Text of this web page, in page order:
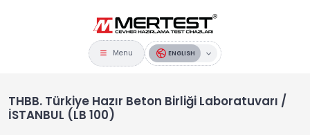
Menu ENGLISH
THBB. Türkiye Hazır Beton Birliği Laboratuvarı /
İSTANBUL (LB 100)